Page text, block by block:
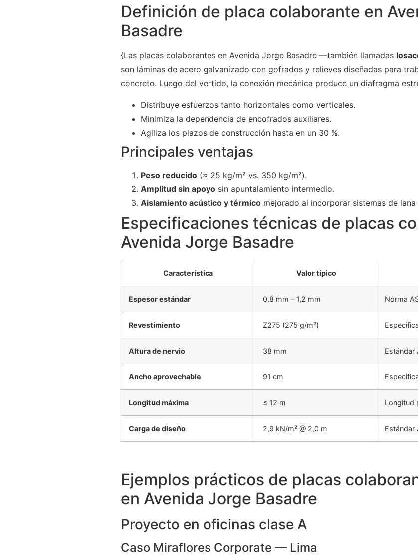
Definición de placa colaborante en
Basadre
{Las placas colaborantes en Avenida Jorge Basadre —también llamadas
son láminas de acero galvanizado con gofrados y relieves diseñadas para
concreto. Luego del vertido, la conexión mecánica produce un diafragma
Distribuye esfuerzos tanto horizontales como verticales.
Minimiza la dependencia de encofrados auxiliares.
Agiliza los plazos de construcción hasta en un 30 %.
Principales ventajas
Peso reducido (≈ 25 kg/m² vs. 350 kg/m²).
Amplitud sin apoyo sin apuntalamiento intermedio.
Aislamiento acústico y térmico mejorado al incorporar sistemas de lana
Especificaciones técnicas de placas
Avenida Jorge Basadre
Característica Valor típico
Espesor estándar 0,8 mm – 1,2 mm Norma
Revestimiento Z275 (275 g/m²)
Altura de nervio 38 mm Estándar
Ancho aprovechable 91 cm
Longitud máxima ≤ 12 m Longitud
Carga de diseño 2,9 kN/m² @ 2,0 m Estándar
Ejemplos prácticos de placas
en Avenida Jorge Basadre
Proyecto en oficinas clase A
Caso Miraflores Corporate — Lima